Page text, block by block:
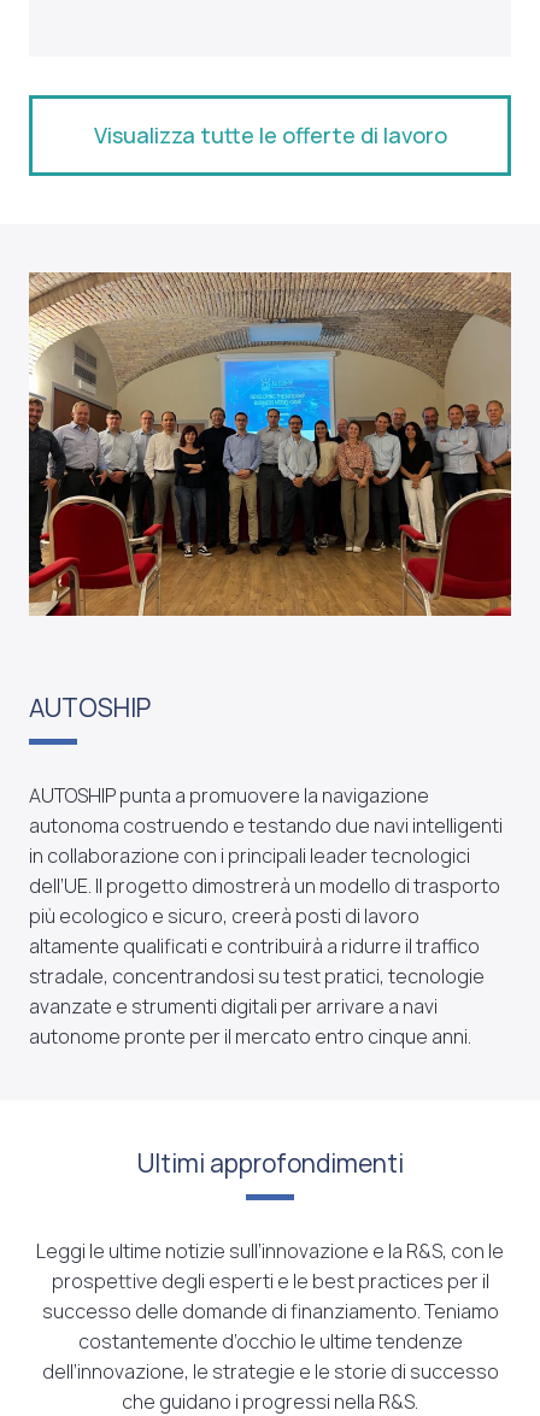
Visualizza tutte le offerte di lavoro
AUTOSHIP
AUTOSHIP punta a promuovere la navigazione
autonoma costruendo e testando due navi intelligenti
in collaborazione con i principali leader tecnologici
dell’UE. Il progetto dimostrerà un modello di trasporto
più ecologico e sicuro, creerà posti di lavoro
altamente qualificati e contribuirà a ridurre il traffico
stradale, concentrandosi su test pratici, tecnologie
avanzate e strumenti digitali per arrivare a navi
autonome pronte per il mercato entro cinque anni.
Ultimi approfondimenti
Leggi le ultime notizie sull’innovazione e la R&S, con le
prospettive degli esperti e le best practices per il
successo delle domande di finanziamento. Teniamo
costantemente d’occhio le ultime tendenze
dell’innovazione, le strategie e le storie di successo
che guidano i progressi nella R&S.